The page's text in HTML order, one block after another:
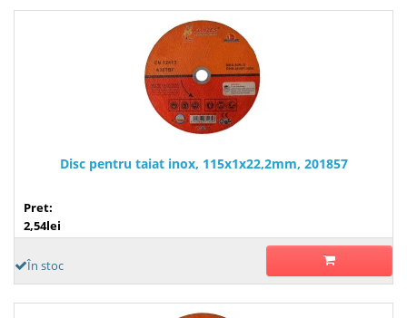
Disc pentru taiat inox, 115x1x22,2mm, 201857
Pret:
2,54lei
În stoc